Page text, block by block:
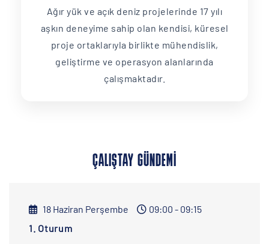
Ağır yük ve açık deniz projelerinde 17 yılı
aşkın deneyime sahip olan kendisi, küresel
proje ortaklarıyla birlikte mühendislik,
geliştirme ve operasyon alanlarında
çalışmaktadır.
ÇALIŞTAY GÜNDEMI
18 Haziran Perşembe
09:00 - 09:15
1. Oturum